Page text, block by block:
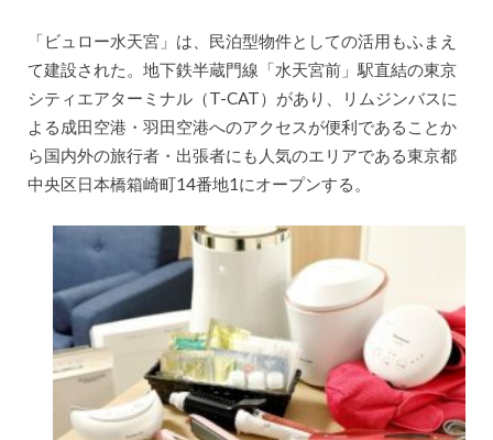
「ビュロー水天宮」は、民泊型物件としての活用もふまえ
て建設された。地下鉄半蔵門線「水天宮前」駅直結の東京
シティエアターミナル（T-CAT）があり、リムジンバスに
よる成田空港・羽田空港へのアクセスが便利であることか
ら国内外の旅行者・出張者にも人気のエリアである東京都
中央区日本橋箱崎町14番地1にオープンする。